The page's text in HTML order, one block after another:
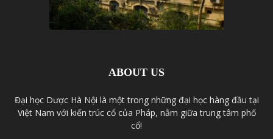
ABOUT US
Đại học Dược Hà Nội là một trong những đại học hàng đầu tại
Việt Nam với kiến trúc cổ của Pháp, nằm giữa trung tâm phố
cổ!